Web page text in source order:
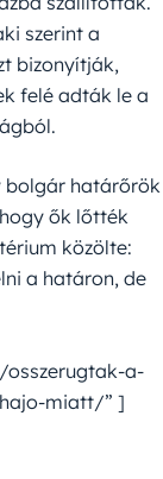
szerint a
bizonyítják,
felé adták le a
bolgár határőrök
ők lőtték
közölte:
a határon, de
a-
miatt/” ]